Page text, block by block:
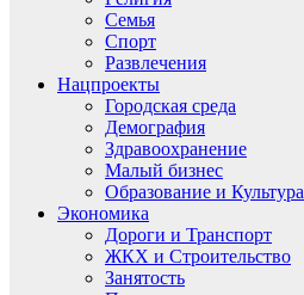
Семья
Спорт
Развлечения
Нацпроекты
Городская среда
Демография
Здравоохранение
Малый бизнес
Образование и Культура
Экономика
Дороги и Транспорт
ЖКХ и Строительство
Занятость